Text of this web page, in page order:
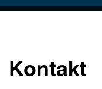
Kontakt